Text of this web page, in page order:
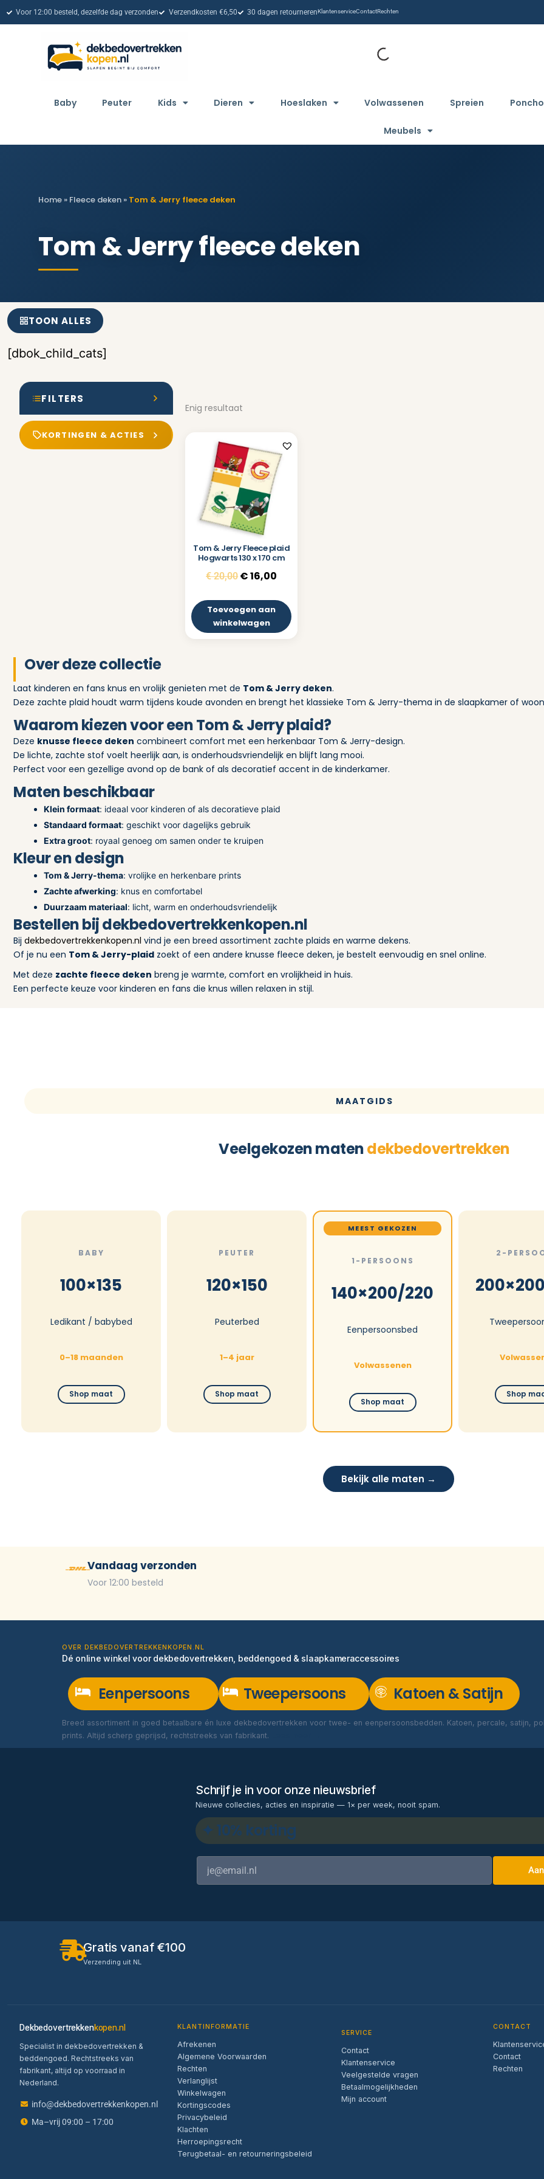
Voor 12:00 besteld, dezelfde dag verzonden Verzendkosten €6,50 30 dagen retournerenKlantenserviceContactRechten
Baby Peuter Kids Dieren Hoeslaken Volwassenen Spreien Poncho
Meubels
Home » Fleece deken » Tom & Jerry fleece deken
Tom & Jerry fleece deken
TOON ALLES
[dbok_child_cats]
FILTERS
KORTINGEN & ACTIES
Enig resultaat
Tom & Jerry Fleece plaid
Hogwarts 130 x 170 cm
€20,00 €16,00
Toevoegen aan
winkelwagen
Over deze collectie
Laat kinderen en fans knus en vrolijk genieten met de Tom & Jerry deken.
Deze zachte plaid houdt warm tijdens koude avonden en brengt het klassieke Tom & Jerry-thema in de slaapkamer of
Waarom kiezen voor een Tom & Jerry plaid?
Deze knusse fleece deken combineert comfort met een herkenbaar Tom & Jerry-design.
De lichte, zachte stof voelt heerlijk aan, is onderhoudsvriendelijk en blijft lang mooi.
Perfect voor een gezellige avond op de bank of als decoratief accent in de kinderkamer.
Maten beschikbaar
Klein formaat: ideaal voor kinderen of als decoratieve plaid
Standaard formaat: geschikt voor dagelijks gebruik
Extra groot: royaal genoeg om samen onder te kruipen
Kleur en design
Tom & Jerry-thema: vrolijke en herkenbare prints
Zachte afwerking: knus en comfortabel
Duurzaam materiaal: licht, warm en onderhoudsvriendelijk
Bestellen bij dekbedovertrekkenkopen.nl
Bij dekbedovertrekkenkopen.nl vind je een breed assortiment zachte plaids en warme dekens.
Of je nu een Tom & Jerry-plaid zoekt of een andere knusse fleece deken, je bestelt eenvoudig en snel online.
Met deze zachte fleece deken breng je warmte, comfort en vrolijkheid in huis.
Een perfecte keuze voor kinderen en fans die knus willen relaxen in stijl.
MAATGIDS
Veelgekozen matendekbedovertrekken
BABY
100×135
Ledikant / babybed
0–18 maanden
Shop maat
PEUTER
120×150
Peuterbed
1–4 jaar
Shop maat
MEEST GEKOZEN
1-PERSOONS
140×200/220
Eenpersoonsbed
Volwassenen
Shop maat
2-
Shop
Bekijk alle maten →
Vandaag verzonden
Voor 12:00 besteld
OVER DEKBEDOVERTREKKENKOPEN.NL
Dé online winkel voor dekbedovertrekken, beddengoed & slaapkameraccessoires
Eenpersoons Tweepersoons Katoen & Satijn
Breed assortiment in goed betaalbare én luxe dekbedovertrekken voor twee- en eenpersoonsbedden. Katoen, percale, satijn,
prints. Altijd scherp geprijsd, rechtstreeks van fabrikant.
Schrijf je in voor onze nieuwsbrief
Nieuwe collecties, acties en inspiratie — 1× per week, nooit spam.
✦ 10% korting
Gratis vanaf €100
Verzending uit NL
Dekbedovertrekkenkopen.nl
Specialist in dekbedovertrekken &
beddengoed. Rechtstreeks van
fabrikant, altijd op voorraad in
Nederland.
info@dekbedovertrekkenkopen.nl
Ma–vrij 09:00 – 17:00
KLANTINFORMATIE
Afrekenen
Algemene Voorwaarden
Rechten
Verlanglijst
Winkelwagen
Kortingscodes
Privacybeleid
Klachten
Herroepingsrecht
Terugbetaal- en retourneringsbeleid
SERVICE
Contact
Klantenservice
Veelgestelde vragen
Betaalmogelijkheden
Mijn account
CONTACT
Contact
Rechten